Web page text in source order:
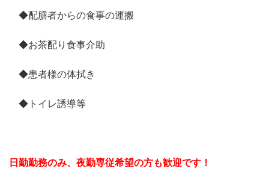
◆配膳者からの食事の運搬
◆お茶配り食事介助
◆患者様の体拭き
◆トイレ誘導等
日勤勤務のみ、夜勤専従希望の方も歓迎です！